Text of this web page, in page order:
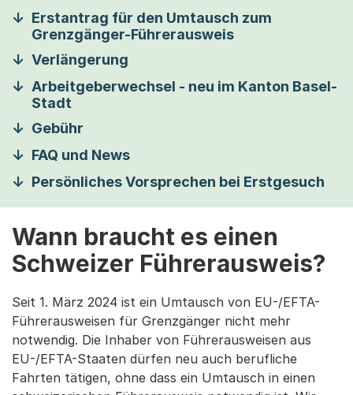
Erstantrag für den Umtausch zum
Grenzgänger-Führerausweis
Verlängerung
Arbeitgeberwechsel - neu im Kanton Basel-
Stadt
Gebühr
FAQ und News
Persönliches Vorsprechen bei Erstgesuch
Wann braucht es einen
Schweizer Führerausweis?
Seit 1. März 2024 ist ein Umtausch von EU-/EFTA-
Führerausweisen für Grenzgänger nicht mehr
notwendig. Die Inhaber von Führerausweisen aus
EU-/EFTA-Staaten dürfen neu auch berufliche
Fahrten tätigen, ohne dass ein Umtausch in einen